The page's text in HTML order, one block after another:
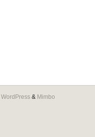
WordPress & Mimbo